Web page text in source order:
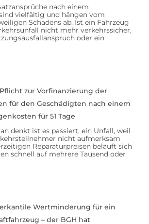
nach einem
vielfältig und hängen vom
Schadens ab. Ist ein Fahrzeug
nicht mehr verkehrssicher,
oder ein
Pflicht zur Vorfinanzierung der
für den Geschädigten nach einem
für 51 Tage
denkt ist es passiert, ein Unfall, weil
nicht aufmerksam
Reparaturpreisen beläuft sich
schnell auf mehrere Tausend oder
Wertminderung für ein
– der BGH hat